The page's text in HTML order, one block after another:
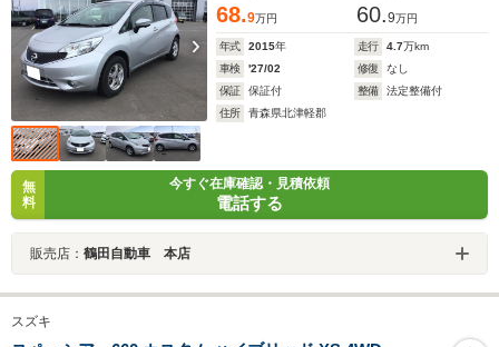
68.9万円 60.9万円
年式 2015年 走行 4.7万km
車検
'27/02 修復
なし
保証
保証付 整備
法定整備付
住所
青森県北津軽郡
無
料
今すぐ在庫確認・見積依頼
電話する
販売店： 鶴田自動車 本店
スズキ